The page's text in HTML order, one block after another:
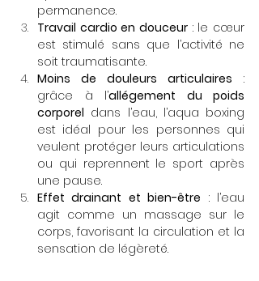
permanence.
Travail cardio en douceur : le cœur
est stimulé sans que l’activité ne
soit traumatisante.
Moins de douleurs articulaires :
grâce à l’allégement du poids
corporel dans l’eau, l’aqua boxing
est idéal pour les personnes qui
veulent protéger leurs articulations
ou qui reprennent le sport après
une pause.
Effet drainant et bien-être : l’eau
agit comme un massage sur le
corps, favorisant la circulation et la
sensation de légèreté.